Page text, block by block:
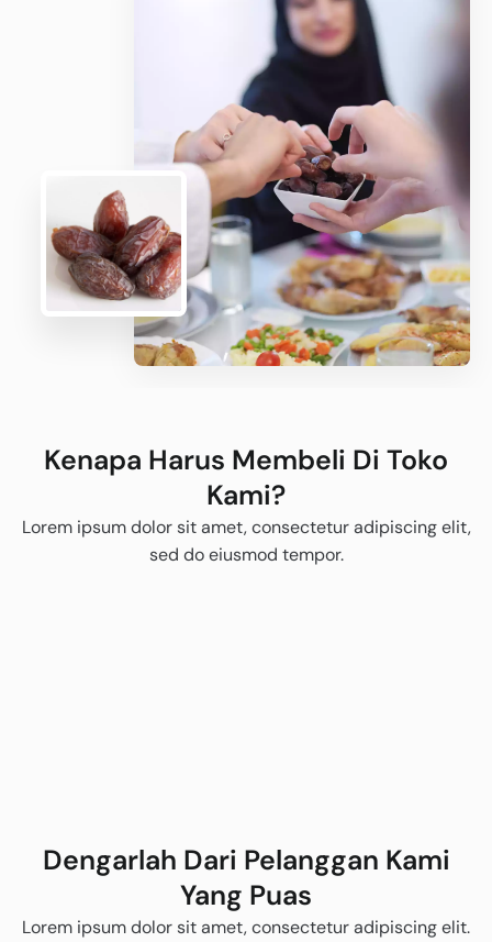
Kenapa Harus Membeli Di Toko
Kami?
Lorem ipsum dolor sit amet, consectetur adipiscing elit,
sed do eiusmod tempor.
Dengarlah Dari Pelanggan Kami
Yang Puas
Lorem ipsum dolor sit amet, consectetur adipiscing elit.